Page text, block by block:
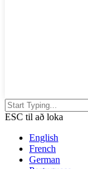
ESC til að loka
English
French
German